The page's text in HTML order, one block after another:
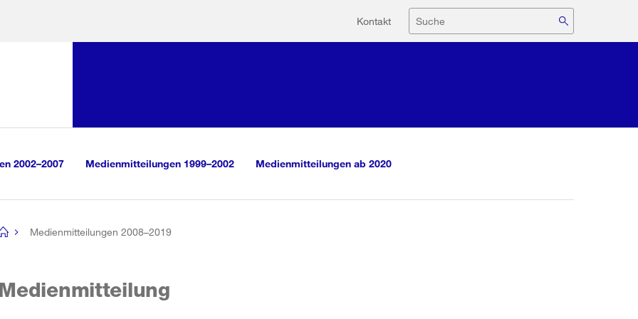
Hilfsnavigation
Kontakt Suche
2002–2007 Medienmitteilungen 1999–2002 Medienmitteilungen ab 2020
Medienmitteilungen 2008–2019